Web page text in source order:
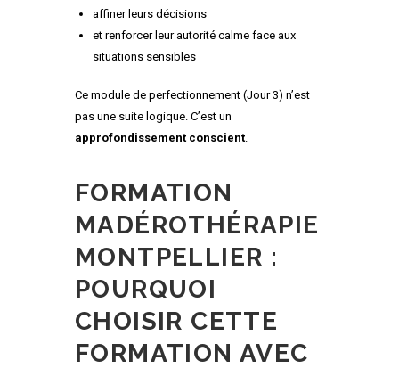
affiner leurs décisions
et renforcer leur autorité calme face aux
situations sensibles
Ce module de perfectionnement (Jour 3) n’est
pas une suite logique. C’est un
approfondissement conscient.
FORMATION
MADÉROTHÉRAPIE
MONTPELLIER :
POURQUOI
CHOISIR CETTE
FORMATION AVEC